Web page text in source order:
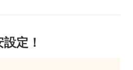
定！